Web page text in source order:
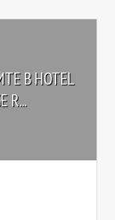
В HOTEL
R...